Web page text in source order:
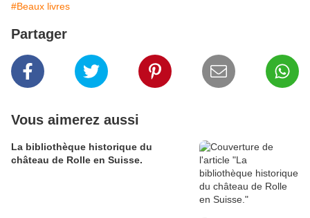
#Beaux livres
Partager
Vous aimerez aussi
La bibliothèque historique du
château de Rolle en Suisse.